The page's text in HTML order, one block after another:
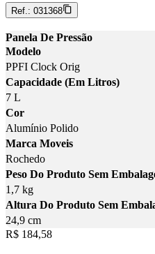
Ref.: 031368
Panela De Pressão
Modelo
PPFI Clock Orig
Capacidade (Em Litros)
7 L
Cor
Alumínio Polido
Marca Moveis
Rochedo
Peso Do Produto Sem
1,7 kg
Altura Do Produto Sem
24,9 cm
Price:
R$ 184,58